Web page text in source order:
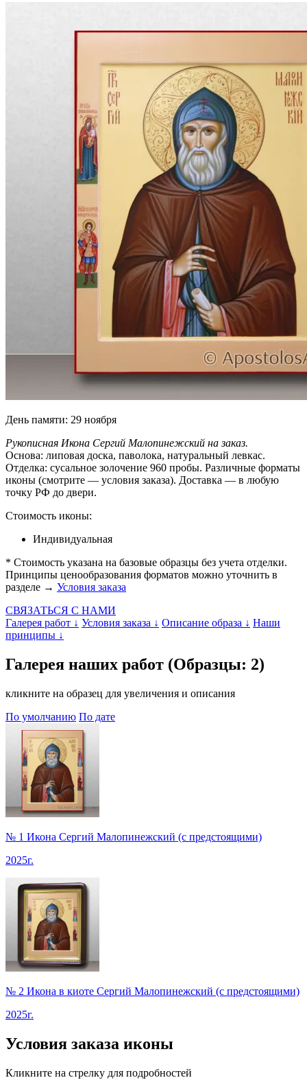
День памяти: 29 ноября
Рукописная Икона Сергий Малопинежский на заказ.
Основа: липовая доска, паволока, натуральный левкас.
Отделка: сусальное золочение 960 пробы. Различные форматы
иконы (смотрите — условия заказа). Доставка — в любую
точку РФ до двери.
Стоимость иконы:
Индивидуальная
* Стоимость указана на базовые образцы без учета отделки.
Принципы ценообразования форматов можно уточнить в
разделе → Условия заказа
СВЯЗАТЬСЯ С НАМИ
Галерея работ ↓ Условия заказа ↓ Описание образа ↓ Наши
принципы ↓
Галерея наших работ (Образцы: 2)
кликните на образец для увеличения и описания
По умолчанию По дате
№ 1 Икона Сергий Малопинежский (с предстоящими)
2025г.
№ 2 Икона в киоте Сергий Малопинежский (с предстоящими)
2025г.
Условия заказа иконы
Кликните на стрелку для подробностей